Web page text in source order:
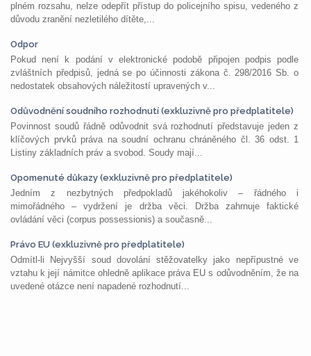
plném rozsahu, nelze odepřít přístup do policejního spisu, vedeného z
důvodu zranění nezletilého dítěte,...
Odpor
Pokud není k podání v elektronické podobě připojen podpis podle
zvláštních předpisů, jedná se po účinnosti zákona č. 298/2016 Sb. o
nedostatek obsahových náležitostí upravených v...
Odůvodnění soudního rozhodnutí (exkluzivně pro předplatitele)
Povinnost soudů řádně odůvodnit svá rozhodnutí představuje jeden z
klíčových prvků práva na soudní ochranu chráněného čl. 36 odst. 1
Listiny základních práv a svobod. Soudy mají...
Opomenuté důkazy (exkluzivně pro předplatitele)
Jedním z nezbytných předpokladů jakéhokoliv – řádného i
mimořádného – vydržení je držba věci. Držba zahrnuje faktické
ovládání věci (corpus possessionis) a současně...
Právo EU (exkluzivně pro předplatitele)
Odmítl-li Nejvyšší soud dovolání stěžovatelky jako nepřípustné ve
vztahu k její námitce ohledně aplikace práva EU s odůvodněním, že na
uvedené otázce není napadené rozhodnutí...